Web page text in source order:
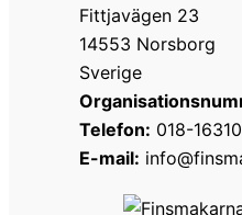
Fittjavägen 23
14553 Norsborg
Sverige
Telefon: 018-
E-mail: